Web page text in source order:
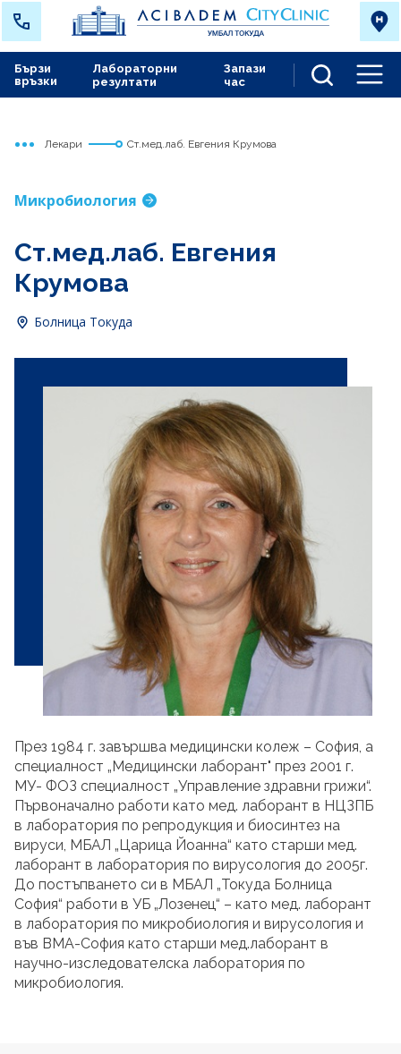
Лабораторни
резултати
Запази
час
Бързи
връзки
Начало
Токуда
Лекари Ст.мед.лаб. Евгения Крумова
Микробиология
Ст.мед.лаб. Евгения
Крумова
Болница Токуда
През 1984 г. завършва медицински колеж – София, а
специалност „Медицински лаборант" през 2001 г.
МУ- ФОЗ специалност „Управление здравни грижи“.
Първоначално работи като мед. лаборант в НЦЗПБ
в лаборатория по репродукция и биосинтез на
вируси, МБАЛ „Царица Йоанна“ като старши мед.
лаборант в лаборатория по вирусология до 2005г.
До постъпването си в МБАЛ „Токуда Болница
София“ работи в УБ „Лозенец“ – като мед. лаборант
в лаборатория по микробиология и вирусология и
във ВМА-София като старши мед.лаборант в
научно-изследователска лаборатория по
микробиология.